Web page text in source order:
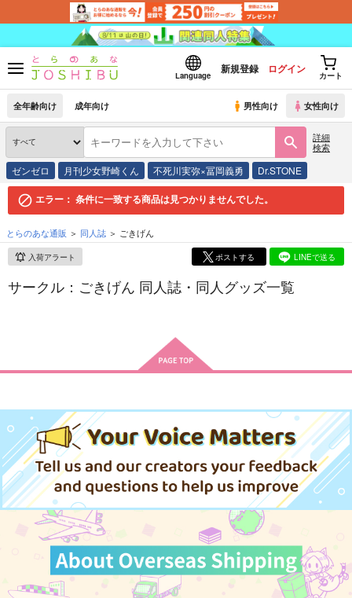
Language
新規登録 ログイン
カート
全年齢向け 成年向け 男性向け 女性向け
詳細
検索
ゼンゼロ 月刊少女野崎くん 不死川実弥×冨岡義勇 Dr.STONE
エラー： 条件に一致する商品は見つかりませんでした。
とらのあな通販 同人誌 ごきげん
入荷アラート ポストする LINEで送る
サークル：ごきげん 同人誌・同人グッズ一覧